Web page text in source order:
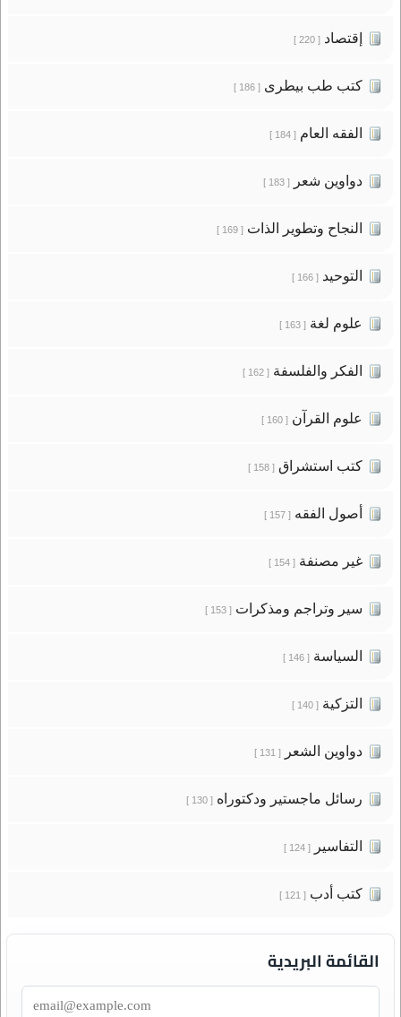
إقتصاد[ 220 ]
كتب طب بيطرى[ 186 ]
الفقه العام[ 184 ]
دواوين شعر[ 183 ]
النجاح وتطوير الذات[ 169 ]
التوحيد[ 166 ]
علوم لغة[ 163 ]
الفكر والفلسفة[ 162 ]
علوم القرآن[ 160 ]
كتب استشراق[ 158 ]
أصول الفقه[ 157 ]
غير مصنفة[ 154 ]
سير وتراجم ومذكرات[ 153 ]
السياسة[ 146 ]
التزكية[ 140 ]
دواوين الشعر[ 131 ]
رسائل ماجستير ودكتوراه[ 130 ]
التفاسير[ 124 ]
كتب أدب[ 121 ]
القائمة البريدية